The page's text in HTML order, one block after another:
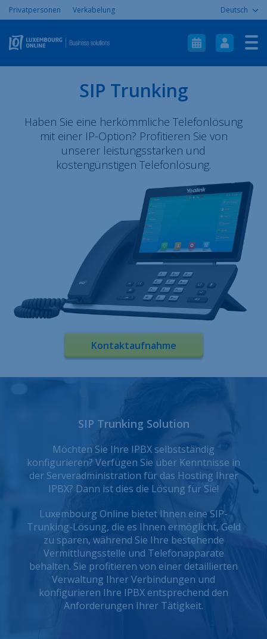
Telefonie
ICT
Mobil
Aide & Support
Contact
Plan du site
Privatpersonen Verkabelung Deutsch
SIP Trunking
Haben Sie eine herkömmliche Telefonlösung
mit einer IP-Option? Profitieren Sie von
unserer leistungsstarken und
kostengünstigen Telefonlösung.
Kontaktaufnahme
SIP Trunking Solution
Möchten Sie Ihre IPBX selbstständig
konfigurieren? Verfügen Sie über Kenntnisse in
der Serveradministration für das Hosting Ihrer
IPBX? Dann ist dies die Lösung für Sie!
Luxembourg Online bietet Ihnen eine SIP-
Trunking-Lösung, die es Ihnen ermöglicht, Geld
zu sparen, während Sie Ihre bestehende
Vermittlungsstelle und Telefonapparate
behalten. Sie profitieren von einer detaillierten
Verwaltung Ihrer Verbindungen und
konfigurieren Ihre IPBX entsprechend den
Anforderungen Ihrer Tätigkeit.